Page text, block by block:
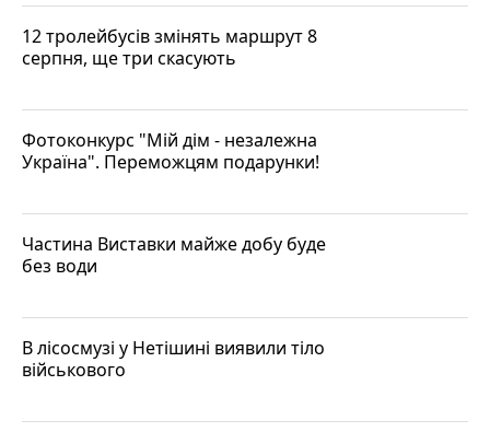
12 тролейбусів змінять маршрут 8
серпня, ще три скасують
Фотоконкурс "Мій дім - незалежна
Україна". Переможцям подарунки!
Частина Виставки майже добу буде
без води
В лісосмузі у Нетішині виявили тіло
військового